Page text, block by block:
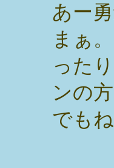
あー
まぁ
った
ンの
でも